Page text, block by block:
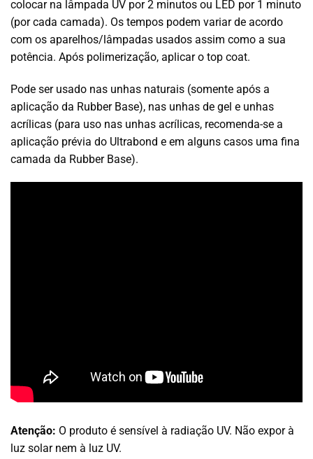
colocar na lâmpada UV por 2 minutos ou LED por 1 minuto
(por cada camada). Os tempos podem variar de acordo
com os aparelhos/lâmpadas usados assim como a sua
potência. Após polimerização, aplicar o top coat.
Pode ser usado nas unhas naturais (somente após a
aplicação da Rubber Base), nas unhas de gel e unhas
acrílicas (para uso nas unhas acrílicas, recomenda-se a
aplicação prévia do Ultrabond e em alguns casos uma fina
camada da Rubber Base).
Atenção: O produto é sensível à radiação UV. Não expor à
luz solar nem à luz UV.